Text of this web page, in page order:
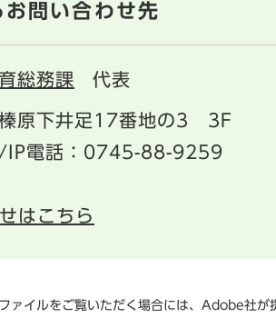
問い合わせ先
総務課 代表
原下井足17番地の3 3F
電話：0745-88-9259
はこちら
ァイルをご覧いただく場合には、Adobe社